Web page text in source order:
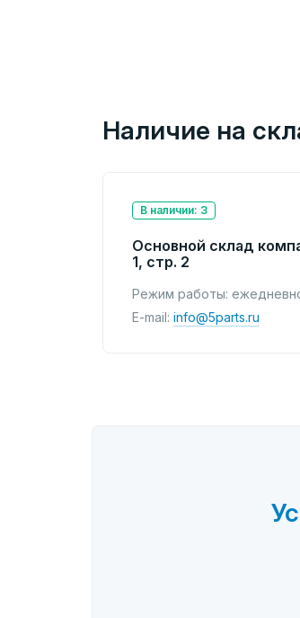
Наличие на
В наличии: 3
Основной склад
1, стр. 2
Режим работы:
E-mail: info@5parts.ru